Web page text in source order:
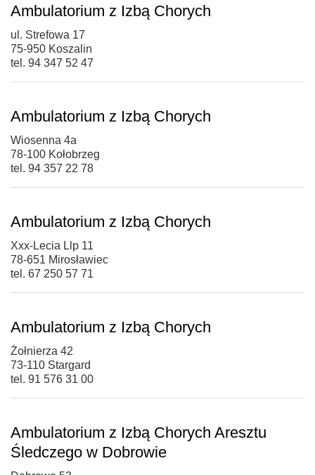
Ambulatorium z Izbą Chorych
ul. Strefowa 17
75-950 Koszalin
tel. 94 347 52 47
Ambulatorium z Izbą Chorych
Wiosenna 4a
78-100 Kołobrzeg
tel. 94 357 22 78
Ambulatorium z Izbą Chorych
Xxx-Lecia Llp 11
78-651 Mirosławiec
tel. 67 250 57 71
Ambulatorium z Izbą Chorych
Żołnierza 42
73-110 Stargard
tel. 91 576 31 00
Ambulatorium z Izbą Chorych Aresztu
Śledczego w Dobrowie